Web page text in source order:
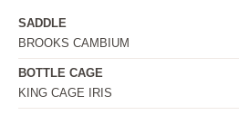
SADDLE
BROOKS CAMBIUM
BOTTLE CAGE
KING CAGE IRIS